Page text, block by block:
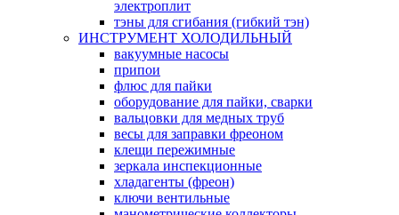
электроплит
тэны для сгибания (гибкий тэн)
ИНСТРУМЕНТ ХОЛОДИЛЬНЫЙ
вакуумные насосы
припои
флюс для пайки
оборудование для пайки, сварки
вальцовки для медных труб
весы для заправки фреоном
клещи пережимные
зеркала инспекционные
хладагенты (фреон)
ключи вентильные